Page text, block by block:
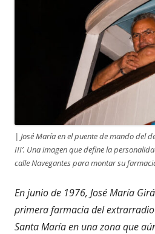
| José María en el puente de mando del
III’. Una imagen que define la
calle Navegantes para montar su
En junio de 1976, JoséMaría Girá
primera farmacia del
Santa María en una zona que aú